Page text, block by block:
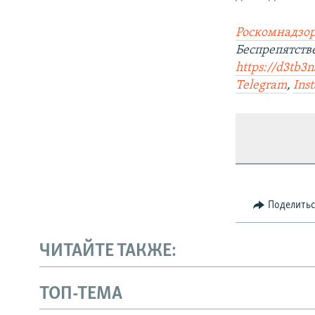
https://
Telegram,
ЧИТАЙТЕ ТАКЖЕ:
ТОП-ТЕМА